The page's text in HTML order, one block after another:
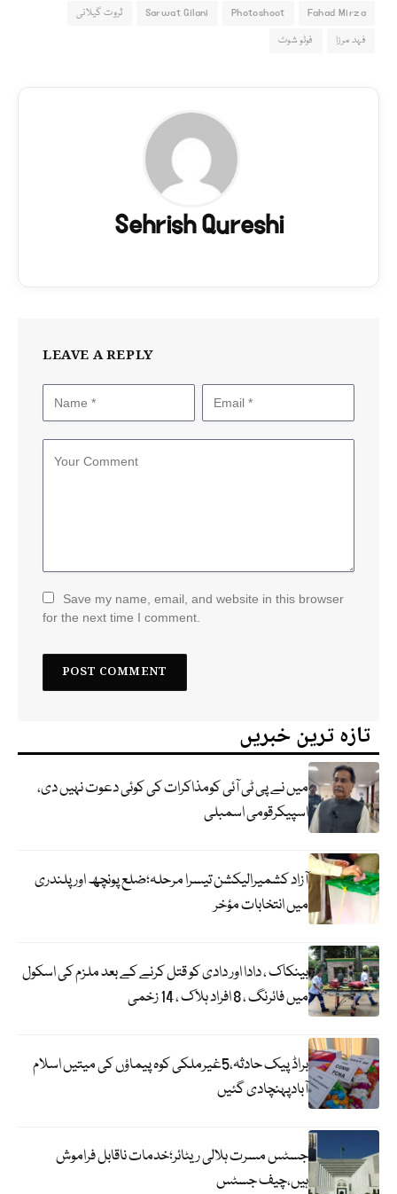
Fahad Mirza
Photoshoot
Sarwat Gilani
ثروت گیلانی
فہد مرزا
فوٹو شوٹ
Sehrish Qureshi
LEAVE A REPLY
Save my name, email, and website in this browser
for the next time I comment.
تازہ ترین خبریں
میں نے پی ٹی آئی کومذاکرات کی کوئی دعوت نہیں دی،
اسپیکرقومی اسمبلی
آزاد کشمیرالیکشن تیسرا مرحلہ؛ضلع پونچھ اور پلندری
میں انتخابات مؤخر
بینکاک ، دادا اور دادی کو قتل کرنے کے بعد ملزم کی اسکول
میں فائرنگ ، 8 افراد ہلاک ، 14 زخمی
براڈ پیک حادثہ،5غیرملکی کوہ پیماؤں کی میتیں اسلام
آبادپہنچادی گئیں
جسٹس مسرت ہلالی ریٹائر؛خدمات ناقابل فراموش
ہیں،چیف جسٹس